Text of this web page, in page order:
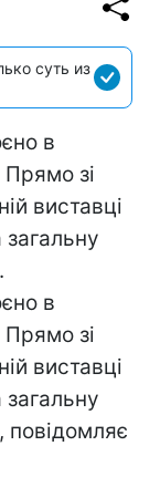
суть из
в
зі
виставці
в
зі
виставці
повідомляє